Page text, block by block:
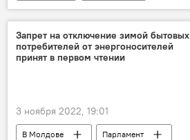
Запрет на отключение зимой бытовых
потребителей от энергоносителей
принят в первом чтении
3 ноября 2022, 19:01
В Молдове
Парламент